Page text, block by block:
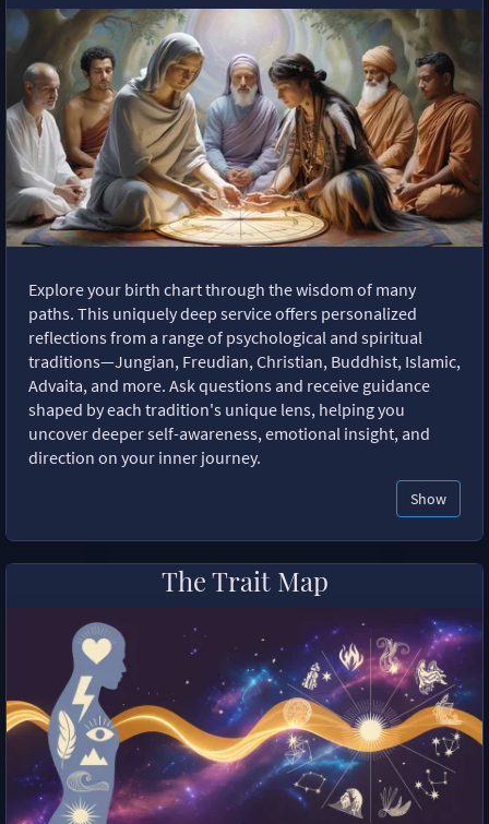
Explore your birth chart through the wisdom of many
paths. This uniquely deep service offers personalized
reflections from a range of psychological and spiritual
traditions—Jungian, Freudian, Christian, Buddhist, Islamic,
Advaita, and more. Ask questions and receive guidance
shaped by each tradition's unique lens, helping you
uncover deeper self-awareness, emotional insight, and
direction on your inner journey.
Show
The Trait Map